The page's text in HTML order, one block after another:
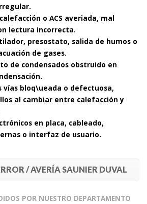
o ACS averiada, mal
lectura incorrecta.
presostato, salida de humos o
de gases.
de condensados obstruido en
vías bloq\ueada o defectuosa,
al cambiar entre calefacción y
en placa, cableado,
o interfaz de usuario.
/ AVERÍA SAUNIER DUVAL
POR NUESTRO DEPARTAMENTO